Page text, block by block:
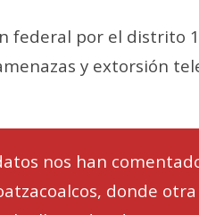
federal por el distrito
y extorsión
nos han
donde